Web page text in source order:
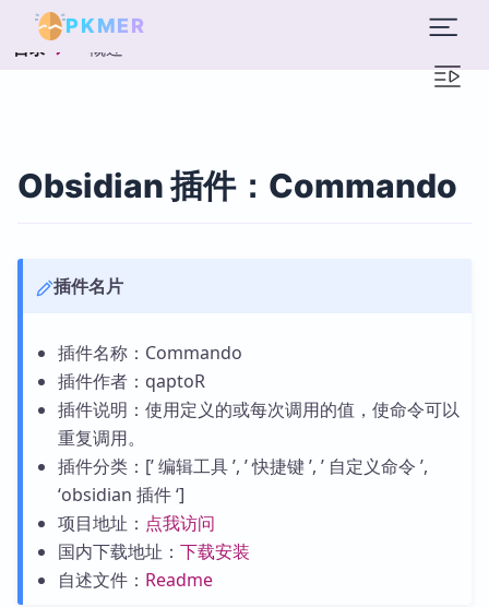
PKMER
目录 概述
Obsidian 插件：Commando
插件名片
插件名称：Commando
插件作者：qaptoR
插件说明：使用定义的或每次调用的值，使命令可以
重复调用。
插件分类：[’ 编辑工具 ’, ’ 快捷键 ’, ’ 自定义命令 ’,
‘obsidian 插件 ‘]
项目地址： 点我访问
国内下载地址： 下载安装
自述文件： Readme